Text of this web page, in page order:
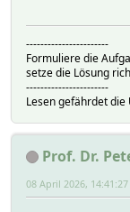
-----------------------
Formuliere die
setze die Lösung
-----------------------
Lesen gefährdet die
Prof. Dr.
08 April 2026, 14:41:27